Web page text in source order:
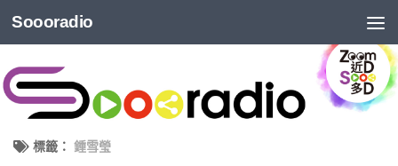
Soooradio
標籤： 鍾雪瑩